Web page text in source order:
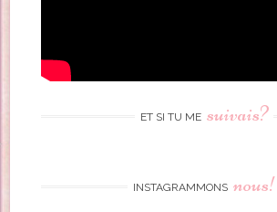
ET SI TU ME suivais?
INSTAGRAMMONS nous!